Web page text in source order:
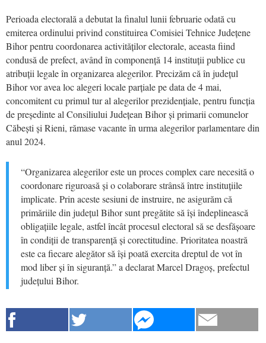
Perioada electorală a debutat la finalul lunii februarie odată cu
emiterea ordinului privind constituirea Comisiei Tehnice Județene
Bihor pentru coordonarea activităților electorale, aceasta fiind
condusă de prefect, având în componență 14 instituții publice cu
atribuții legale în organizarea alegerilor. Precizăm că în județul
Bihor vor avea loc alegeri locale parțiale pe data de 4 mai,
concomitent cu primul tur al alegerilor prezidențiale, pentru funcția
de președinte al Consiliului Județean Bihor și primarii comunelor
Căbești și Rieni, rămase vacante în urma alegerilor parlamentare din
anul 2024.
“Organizarea alegerilor este un proces complex care necesită o
coordonare riguroasă și o colaborare strânsă între instituțiile
implicate. Prin aceste sesiuni de instruire, ne asigurăm că
primăriile din județul Bihor sunt pregătite să își îndeplinească
obligațiile legale, astfel încât procesul electoral să se desfășoare
în condiții de transparență și corectitudine. Prioritatea noastră
este ca fiecare alegător să își poată exercita dreptul de vot în
mod liber și în siguranță.” a declarat Marcel Dragoș, prefectul
județului Bihor.